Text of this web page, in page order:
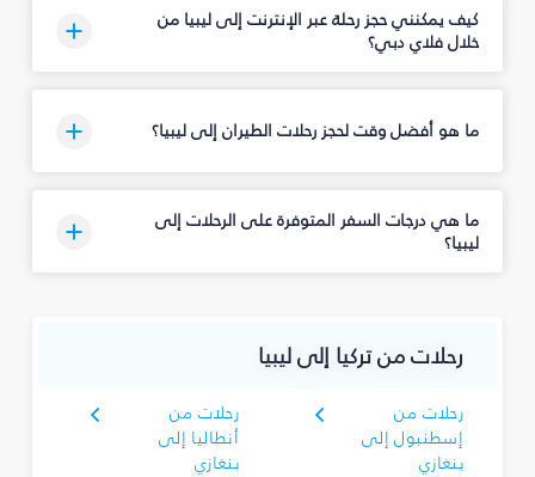
كيف يمكنني حجز رحلة عبر الإنترنت إلى ليبيا من
خلال فلاي دبي؟
ما هو أفضل وقت لحجز رحلات الطيران إلى ليبيا؟
ما هي درجات السفر المتوفرة على الرحلات إلى
ليبيا؟
رحلات من تركيا إلى ليبيا
رحلات من
إسطنبول إلى
بنغازي
رحلات من
أنطاليا إلى
بنغازي